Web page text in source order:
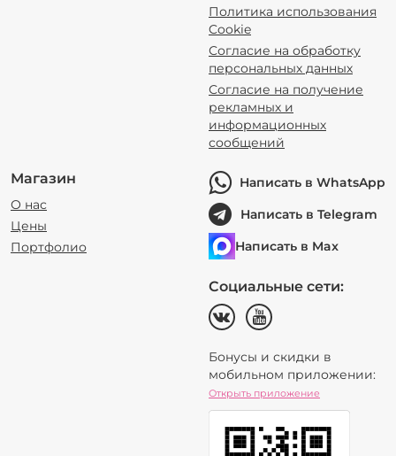
Политика использования
Cookie
Согласие на обработку
персональных данных
Согласие на получение
рекламных и
информационных
сообщений
Магазин
О нас
Цены
Портфолио
Написать в WhatsApp
Написать в Telegram
Написать в Max
Социальные сети:
Бонусы и скидки в
мобильном приложении:
Открыть приложение